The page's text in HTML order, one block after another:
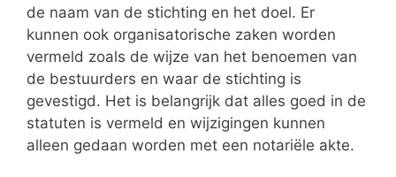
de naam van de stichting en het doel. Er
kunnen ook organisatorische zaken worden
vermeld zoals de wijze van het benoemen van
de bestuurders en waar de stichting is
gevestigd. Het is belangrijk dat alles goed in de
statuten is vermeld en wijzigingen kunnen
alleen gedaan worden met een notariële akte.